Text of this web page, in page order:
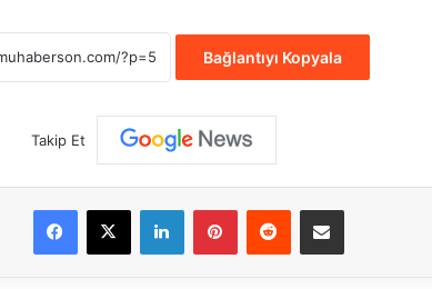
Bağlantıyı Kopyala
Takip Et
Facebook
X LinkedInPinterestReddit E-Posta ile paylaş